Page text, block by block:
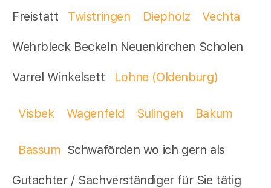
Freistatt Twistringen Diepholz Vechta
Wehrbleck Beckeln Neuenkirchen Scholen
Varrel Winkelsett Lohne (Oldenburg)
Visbek Wagenfeld Sulingen Bakum
Bassum Schwaförden wo ich gern als
Gutachter / Sachverständiger für Sie tätig